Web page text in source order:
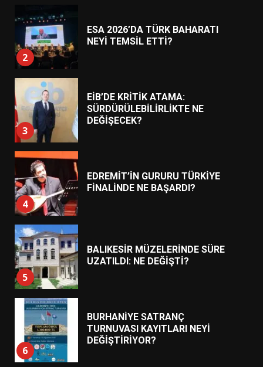
2
ESA 2026’DA TÜRK BAHARATI
NEYİ TEMSİL ETTİ?
3
EİB’DE KRİTİK ATAMA:
SÜRDÜRÜLEBİLİRLİKTE NE
DEĞİŞECEK?
4
EDREMİT’İN GURURU TÜRKİYE
FİNALİNDE NE BAŞARDI?
5
BALIKESİR MÜZELERİNDE SÜRE
UZATILDI: NE DEĞİŞTİ?
6
BURHANİYE SATRANÇ
TURNUVASI KAYITLARI NEYİ
DEĞİŞTİRİYOR?